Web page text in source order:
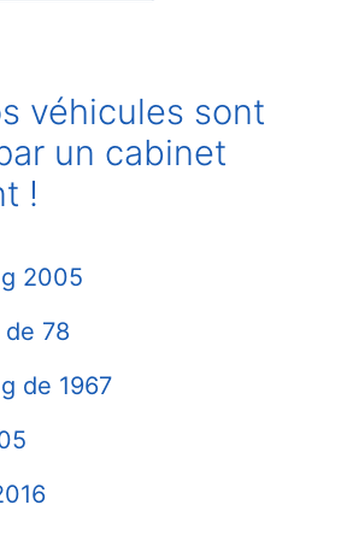
véhicules sont
un cabinet
!
2005
de 78
de 1967